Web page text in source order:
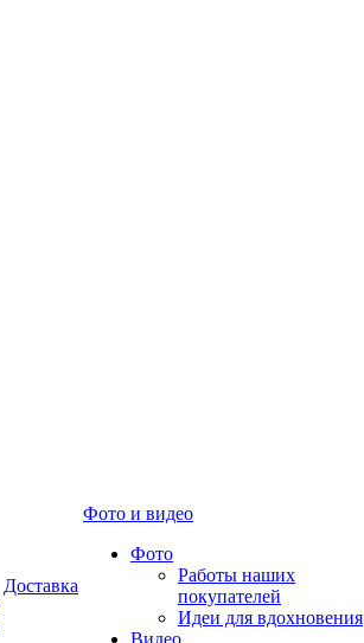
Доставка
Фото и видео
Фото
Работы наших
покупателей
Идеи для вдохновения
Видео